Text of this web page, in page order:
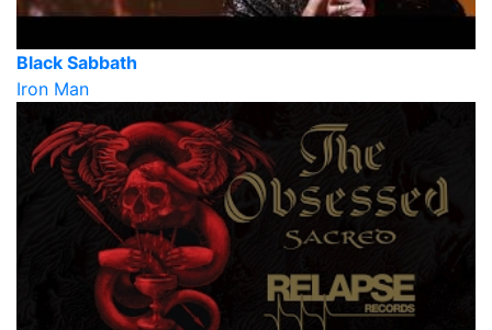
Black Sabbath
Iron Man